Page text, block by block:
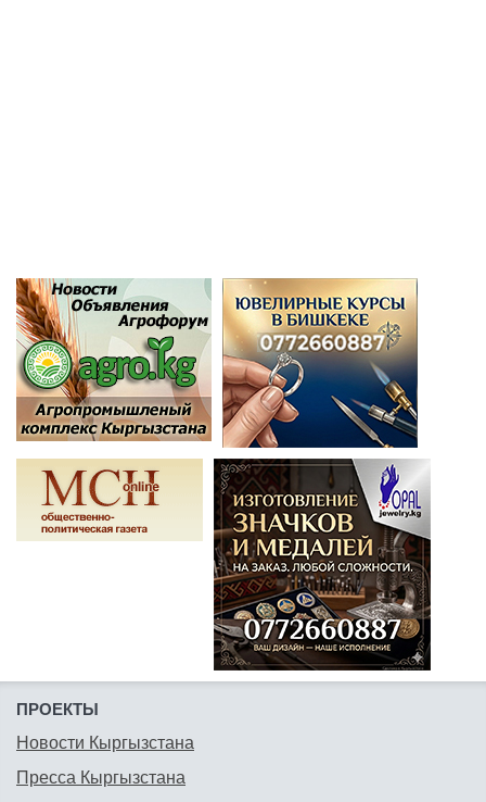
ПРОЕКТЫ
Новости Кыргызстана
Пресса Кыргызстана